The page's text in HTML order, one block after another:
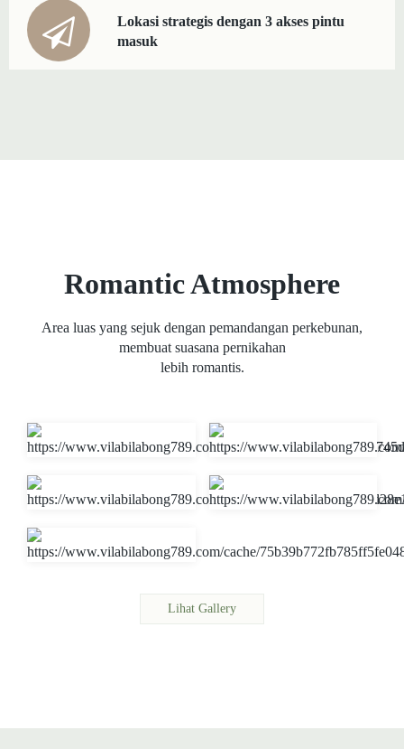
Lokasi strategis dengan 3 akses pintu
masuk
Romantic Atmosphere
Area luas yang sejuk dengan pemandangan perkebunan,
membuat suasana pernikahan
lebih romantis.
Lihat Gallery